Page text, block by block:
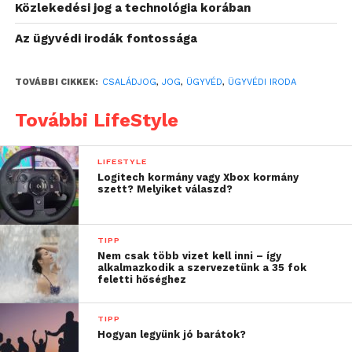
részletesen megvizsgálja mindkét fél
életkörülményeit. A döntésnél figyelembe veszik a
szülők nevelési képességeit, életmódját, erkölcsi
a gyermekhez fűződő kötődést is.
A bíróság gyakran kér pszichológiai szakvéleményt,
környezettanulmányt, illetve kikérheti az iskola
vagy óvoda véleményét is. Ezek mind segítik annak
megállapítását, hogy melyik szülőnél biztosítható a
gyermek kiegyensúlyozott fejlődése.
Testvérek elhelyezése és a
döntés módosítása
Dr. Sass Rita családjogi ügyvéd
megtudtuk, hogy a bírói gyakorlat szerint a
testvérek elválasztása csak indokolt esetben
Közlekedési jog a technológia korában
Az ügyvédi irodák fontossága
TOVÁBBI CIKKEK: CSALÁDJOG, JOG, ÜGYVÉD, ÜGYVÉDI IRODA
További LifeStyle
LIFESTYLE
Logitech kormány vagy Xbox kormány
szett? Melyiket válaszd?
TIPP
Nem csak több vizet kell inni – így
alkalmazkodik a szervezetünk a 35 fok
feletti hőséghez
TIPP
Hogyan legyünk jó barátok?